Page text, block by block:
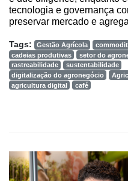
tecnologia e governança
preservar mercado e
Tags: Gestão Agrícola
cadeias produtivas
setor do
rastreabilidade
sustentabilidade
digitalização do agronegócio
agricultura digital
café